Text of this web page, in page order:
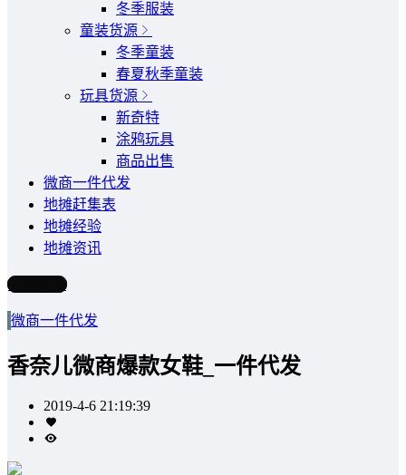
冬季服装
童装货源
冬季童装
春夏秋季童装
玩具货源
新奇特
涂鸦玩具
商品出售
微商一件代发
地摊赶集表
地摊经验
地摊资讯
写文章
微商一件代发
香奈儿微商爆款女鞋_一件代发
2019-4-6 21:19:39